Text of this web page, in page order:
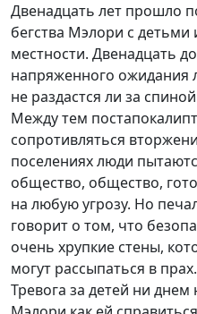
Двенадцать лет прошло
бегства Мэлори с
местности. Двенадцать
напряженного ожидания
не раздастся ли за
Между тем
cопротивляться
поселениях люди
общество, общество,
на любую угрозу. Но
говорит о том, что
очень хрупкие стены,
могут рассыпаться в прах.
Тревога за детей ни